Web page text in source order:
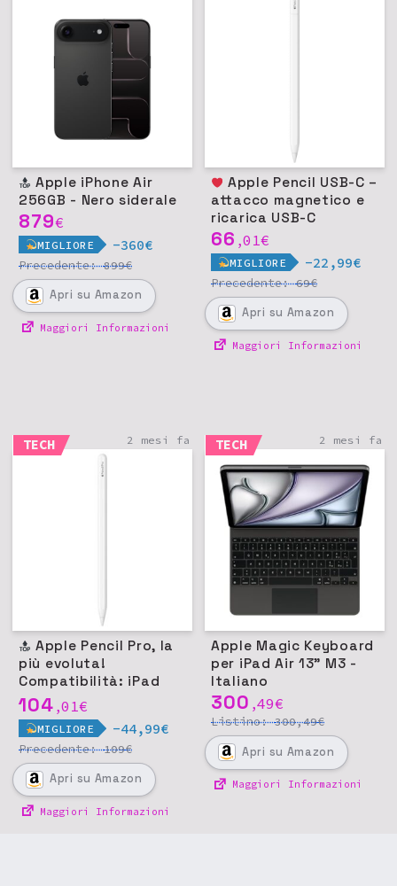
Apple iPhone Air
256GB - Nero siderale
879€
MIGLIORE -360€
Precedente:899€
Apri su Amazon
Maggiori Informazioni
Apple Pencil USB-C –
attacco magnetico e
ricarica USB-C
66 ,01€
MIGLIORE -22,99€
Precedente:69€
Apri su Amazon
Maggiori Informazioni
TECH 2 mesi fa
Apple Pencil Pro, la
più evoluta!
Compatibilità: iPad
Pro 11/13 M4, iPad Air
11/13 M2, iPad mini
(A17 Pro)
104 ,01€
MIGLIORE -44,99€
Precedente:109€
Apri su Amazon
Maggiori Informazioni
TECH 2 mesi fa
Apple Magic Keyboard
per iPad Air 13" M3 -
Italiano
300 ,49€
Listino:300,49€
Apri su Amazon
Maggiori Informazioni